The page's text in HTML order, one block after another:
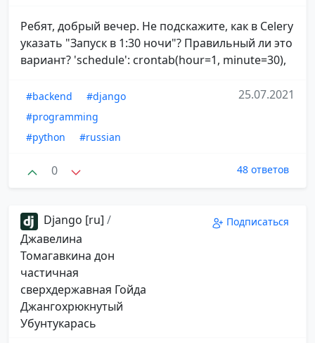
Ребят, добрый вечер. Не подскажите, как в Celery
указать "Запуск в 1:30 ночи"? Правильный ли это
вариант? 'schedule': crontab(hour=1, minute=30),
#backend
#django
#programming
#python
#russian
25.07.2021
0 48 ответов
Django [ru] /
Джавелина
Томагавкина дон
частичная
сверхдержавная Гойда
Джангохрюкнутый
Убунтукарась
Подписаться